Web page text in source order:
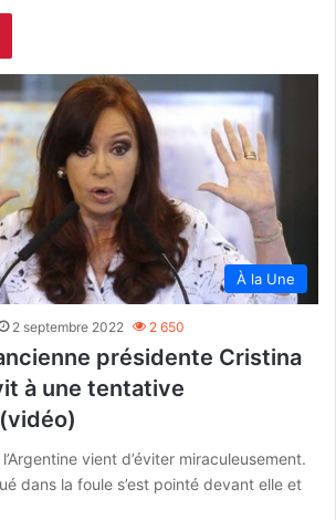
À la Une
2 septembre 2022 2 650
présidente Cristina
à une tentative
vient d’éviter miraculeusement.
dans la foule s’est pointé devant elle et